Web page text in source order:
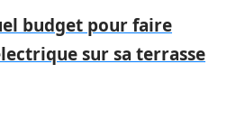
budget pour faire
sur sa terrasse